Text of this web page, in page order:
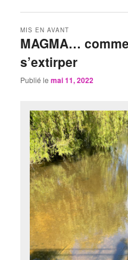
MAGMA…
s’extirper
MIS EN AVANT
Publié lemai 11, 2022